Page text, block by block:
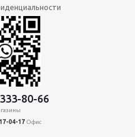
80-66
04-17 Офис